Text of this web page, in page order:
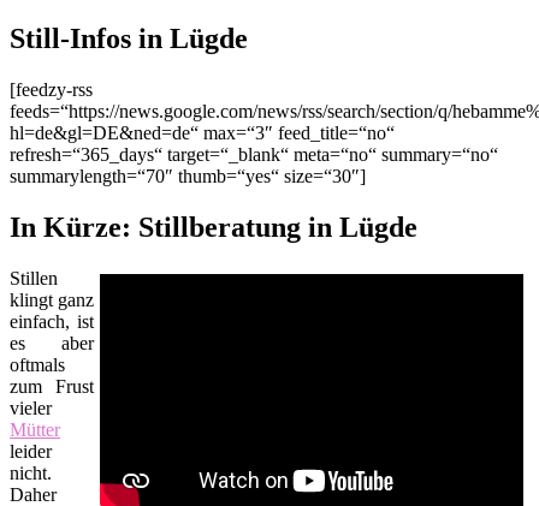
Still-Infos in Lügde
[feedzy-rss
feeds=“https://news.google.com/news/rss/search/section/q/
hl=de&gl=DE&ned=de“ max=“3″ feed_title=“no“
refresh=“365_days“ target=“_blank“ meta=“no“ summary=“no“
summarylength=“70″ thumb=“yes“ size=“30″]
In Kürze: Stillberatung in Lügde
Stillen
klingt ganz
einfach, ist
es aber
oftmals
zum Frust
vieler
Mütter
leider
nicht.
Daher